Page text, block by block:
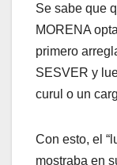
Se sabe que
MORENA
primero
SESVER y
curul o un
Con esto, el
mostraba en